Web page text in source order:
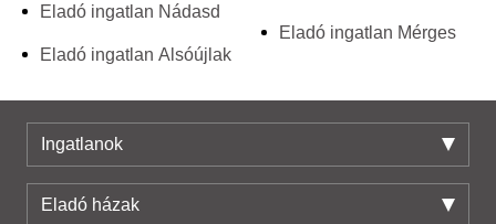
Eladó ingatlan Nádasd
Eladó ingatlan Alsóújlak
Eladó ingatlan Mérges
Ingatlanok
Eladó házak